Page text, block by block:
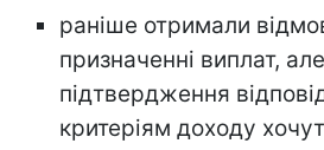
раніше отримали
призначенні виплат,
підтвердження
критеріям доходу